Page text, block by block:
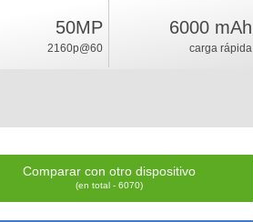
50MP
2160p@60
6000 mAh
carga rápida
Comparar con otro dispositivo
(en total - 6070)